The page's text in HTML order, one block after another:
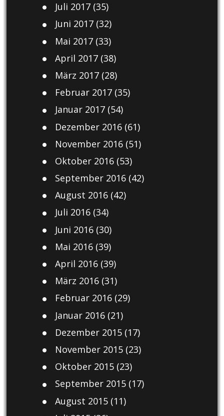
Juli 2017(35)
Juni 2017(32)
Mai 2017(33)
April 2017(38)
März 2017(28)
Februar 2017(35)
Januar 2017(54)
Dezember 2016(61)
November 2016(51)
Oktober 2016(53)
September 2016(42)
August 2016(42)
Juli 2016(34)
Juni 2016(30)
Mai 2016(39)
April 2016(39)
März 2016(31)
Februar 2016(29)
Januar 2016(21)
Dezember 2015(17)
November 2015(23)
Oktober 2015(23)
September 2015(17)
August 2015(11)